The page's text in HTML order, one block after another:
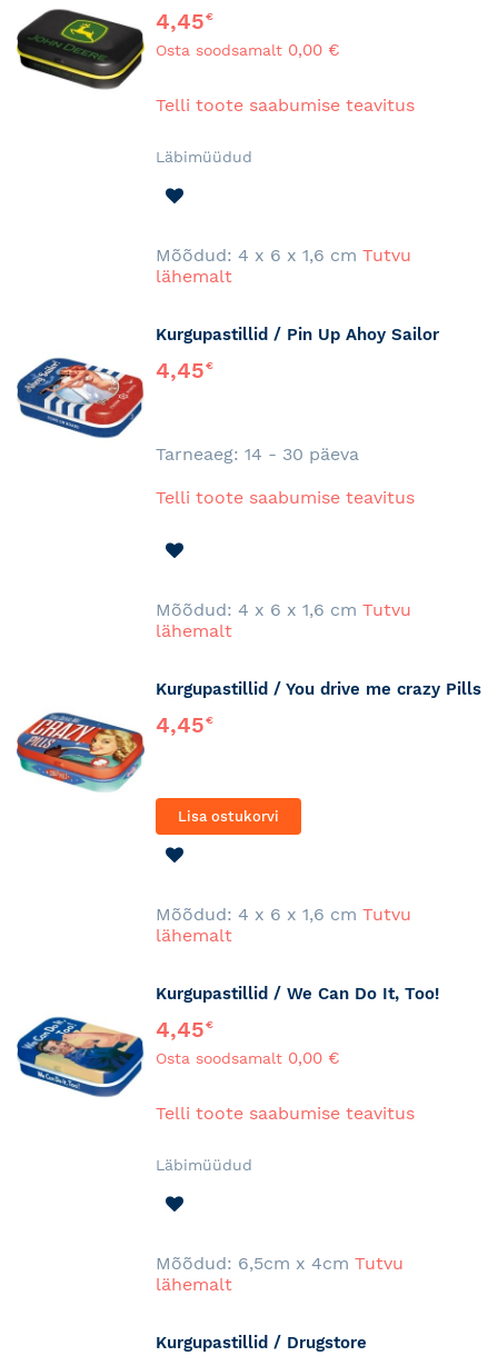
4,45€
Osta soodsamalt 0,00 €
Telli toote saabumise teavitus
Läbimüüdud
Mõõdud: 4 x 6 x 1,6 cm Tutvu
lähemalt
Kurgupastillid / Pin Up Ahoy Sailor
4,45€
Tarneaeg: 14 - 30 päeva
Telli toote saabumise teavitus
Mõõdud: 4 x 6 x 1,6 cm Tutvu
lähemalt
Kurgupastillid / You drive me crazy Pills
4,45€
Lisa ostukorvi
Mõõdud: 4 x 6 x 1,6 cm Tutvu
lähemalt
Kurgupastillid / We Can Do It, Too!
4,45€
Osta soodsamalt 0,00 €
Telli toote saabumise teavitus
Läbimüüdud
Mõõdud: 6,5cm x 4cm Tutvu
lähemalt
Kurgupastillid / Drugstore